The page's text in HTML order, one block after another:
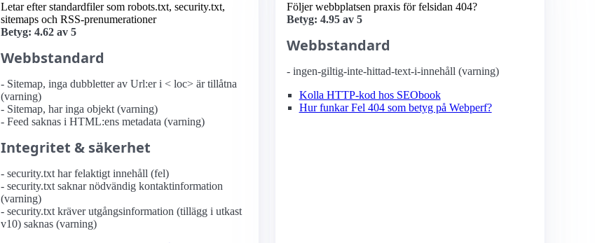
Letar efter standardfiler som robots.txt, security.txt,
sitemaps och RSS-prenumerationer
Betyg: 4.62 av 5
Webbstandard
- Sitemap, inga dubbletter av Url:er i < loc> är tillåtna
(varning)
- Sitemap, har inga objekt (varning)
- Feed saknas i HTML:ens metadata (varning)
Integritet & säkerhet
- security.txt har felaktigt innehåll (fel)
- security.txt saknar nödvändig kontaktinformation
(varning)
- security.txt kräver utgångsinformation (tillägg i utkast
v10) saknas (varning)
Följer webbplatsen praxis för felsidan 404?
Betyg: 4.95 av 5
Webbstandard
- ingen-giltig-inte-hittad-text-i-innehåll (varning)
Kolla HTTP-kod hos SEObook
Hur funkar Fel 404 som betyg på Webperf?